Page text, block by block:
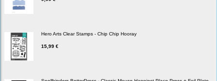
Hero Arts Clear Stamps - Chip Chip Hooray
15,99 €